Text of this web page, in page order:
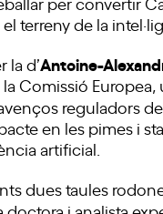
terreny de la
la d’Antoine-
Comissió
reguladors de
en les pimes i
artificial.
dues taules